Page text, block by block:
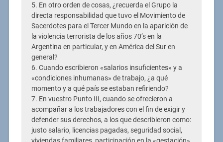
5. En otro orden de cosas, ¿recuerda el Grupo la
directa responsabilidad que tuvo el Movimiento de
Sacerdotes para el Tercer Mundo en la aparición de
la violencia terrorista de los años 70’s en la
Argentina en particular, y en América del Sur en
general?
6. Cuando escribieron «salarios insuficientes» y a
«condiciones inhumanas» de trabajo, ¿a qué
momento y a qué país se estaban refiriendo?
7. En vuestro Punto III, cuando se ofrecieron a
acompañar a los trabajadores con el fin de exigir y
defender sus derechos, a los que describieron como:
justo salario, licencias pagadas, seguridad social,